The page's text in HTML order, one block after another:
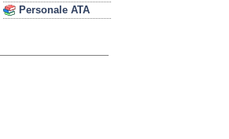
Personale ATA